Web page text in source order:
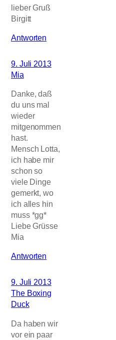
lieber Gruß
Birgitt
Antworten
9. Juli 2013
Mia
Danke, daß
du uns mal
wieder
mitgenommen
hast.
Mensch Lotta,
ich habe mir
schon so
viele Dinge
gemerkt, wo
ich alles hin
muss *gg*
Liebe Grüsse
Mia
Antworten
9. Juli 2013
The Boxing
Duck
Da haben wir
vor ein paar